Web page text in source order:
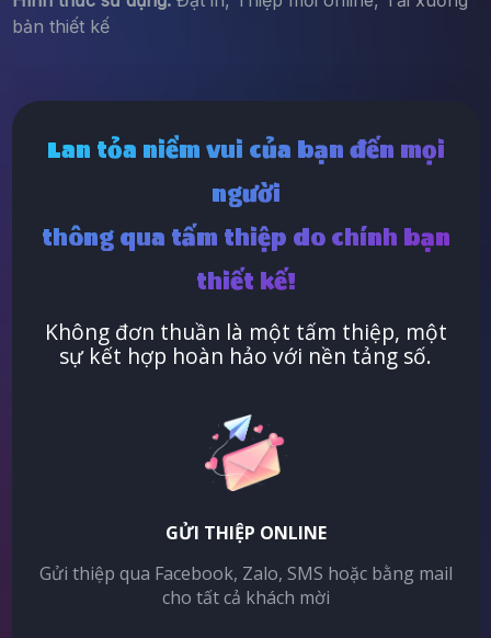
bản thiết kế
Lan tỏa niềm vui của bạn đến mọi
người
thông qua tấm thiệp do chính bạn
thiết kế!
Không đơn thuần là một tấm thiệp, một
sự kết hợp hoàn hảo với nền tảng số.
GỬI THIỆP ONLINE
Gửi thiệp qua Facebook, Zalo, SMS hoặc bằng mail
cho tất cả khách mời